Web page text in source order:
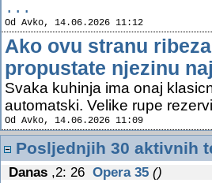
...
Od Avko, 14.06.2026 11:12
Ako ovu stranu
propustate njezinu
Svaka kuhinja ima onaj
automatski. Velike rupe
Od Avko, 14.06.2026 11:09
Posljednjih 30 aktivnih
Danas ,2: 26 Opera 35 ()